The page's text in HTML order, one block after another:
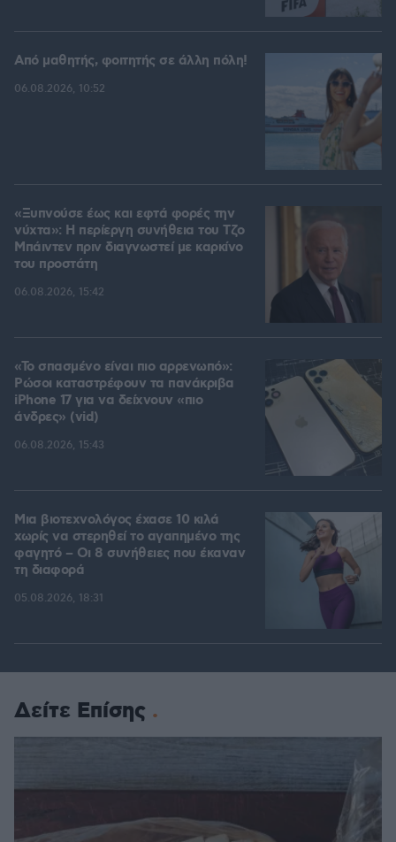
Από μαθητής, φοιτητής σε άλλη πόλη!
06.08.2026, 10:52
«Ξυπνούσε έως και εφτά φορές την
νύχτα»: Η περίεργη συνήθεια του Τζο
Μπάιντεν πριν διαγνωστεί με καρκίνο
του προστάτη
06.08.2026, 15:42
«Το σπασμένο είναι πιο αρρενωπό»:
Ρώσοι καταστρέφουν τα πανάκριβα
iPhone 17 για να δείχνουν «πιο
άνδρες» (vid)
06.08.2026, 15:43
Μια βιοτεχνολόγος έχασε 10 κιλά
χωρίς να στερηθεί το αγαπημένο της
φαγητό – Οι 8 συνήθειες που έκαναν
τη διαφορά
05.08.2026, 18:31
Δείτε Επίσης